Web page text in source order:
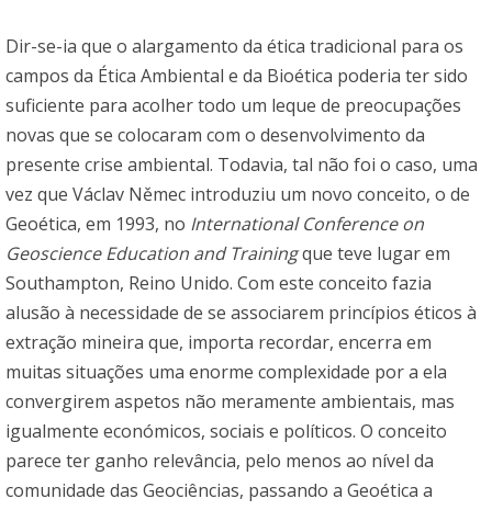
Dir-se-ia que o alargamento da ética tradicional para os
campos da Ética Ambiental e da Bioética poderia ter sido
suficiente para acolher todo um leque de preocupações
novas que se colocaram com o desenvolvimento da
presente crise ambiental. Todavia, tal não foi o caso, uma
vez que Václav Němec introduziu um novo conceito, o de
Geoética, em 1993, no International Conference on
Geoscience Education and Trainingque teve lugar em
Southampton, Reino Unido. Com este conceito fazia
alusão à necessidade de se associarem princípios éticos à
extração mineira que, importa recordar, encerra em
muitas situações uma enorme complexidade por a ela
convergirem aspetos não meramente ambientais, mas
igualmente económicos, sociais e políticos. O conceito
parece ter ganho relevância, pelo menos ao nível da
comunidade das Geociências, passando a Geoética a